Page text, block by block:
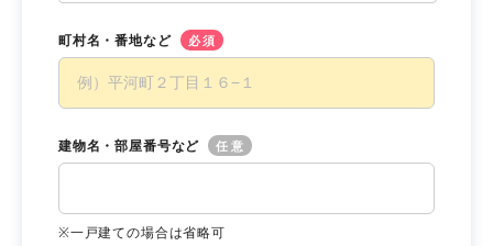
町村名・番地など 必須
建物名・部屋番号など 任意
※一戸建ての場合は省略可